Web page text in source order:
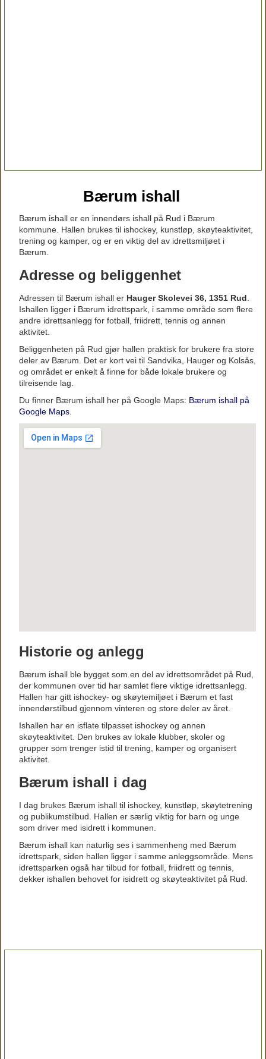
Bærum ishall
Bærum ishall er en innendørs ishall på Rud i Bærum
kommune. Hallen brukes til ishockey, kunstløp, skøyteaktivitet,
trening og kamper, og er en viktig del av idrettsmiljøet i
Bærum.
Adresse og beliggenhet
Adressen til Bærum ishall er Hauger Skolevei 36, 1351 Rud
Ishallen ligger i Bærum idrettspark, i samme område som flere
andre idrettsanlegg for fotball, friidrett, tennis og annen
aktivitet.
Beliggenheten på Rud gjør hallen praktisk for brukere fra store
deler av Bærum. Det er kort vei til Sandvika, Hauger og Kolsås,
og området er enkelt å finne for både lokale brukere og
tilreisende lag.
Du finner Bærum ishall her på Google Maps: Bærum ishall på
Google Maps
Historie og anlegg
Bærum ishall ble bygget som en del av idrettsområdet på Rud,
der kommunen over tid har samlet flere viktige idrettsanlegg.
Hallen har gitt ishockey- og skøytemiljøet i Bærum et fast
innendørstilbud gjennom vinteren og store deler av året.
Ishallen har en isflate tilpasset ishockey og annen
skøyteaktivitet. Den brukes av lokale klubber, skoler og
grupper som trenger istid til trening, kamper og organisert
aktivitet.
Bærum ishall i dag
I dag brukes Bærum ishall til ishockey, kunstløp, skøytetrening
og publikumstilbud. Hallen er særlig viktig for barn og unge
som driver med isidrett i kommunen.
Bærum ishall kan naturlig ses i sammenheng med Bærum
idrettspark, siden hallen ligger i samme anleggsområde. Mens
idrettsparken også har tilbud for fotball, friidrett og tennis,
dekker ishallen behovet for isidrett og skøyteaktivitet på Rud.